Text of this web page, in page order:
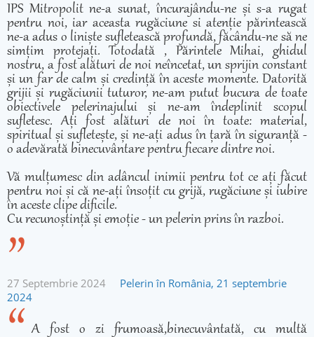
IPS Mitropolit ne-a sunat, încurajându-ne și s-a rugat
pentru noi, iar aceasta rugăciune si atenție părintească
ne-a adus o liniște sufletească profundă, făcându-ne să ne
simțim protejați. Totodată , Părintele Mihai, ghidul
nostru, a fost alături de noi neîncetat, un sprijin constant
și un far de calm și credință în aceste momente. Datorită
grijii și rugăciunii tuturor, ne-am putut bucura de toate
obiectivele pelerinajului și ne-am îndeplinit scopul
sufletesc. Ați fost alături de noi în toate: material,
spiritual și sufletește, și ne-ați adus în țară în siguranță -
o adevărată binecuvântare pentru fiecare dintre noi.
Vă mulțumesc din adâncul inimii pentru tot ce ați făcut
pentru noi și că ne-ați însoțit cu grijă, rugăciune și iubire
în aceste clipe dificile.
Cu recunoștință și emoție - un pelerin prins în razboi.
27 Septembrie 2024
Pelerin în România, 21 septembrie
2024
A fost o zi frumoasă,binecuvântată, cu multă